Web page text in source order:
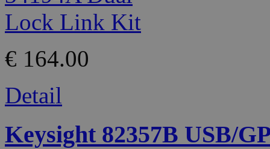
€ 164.00
Detail
Keysight 82357B USB/